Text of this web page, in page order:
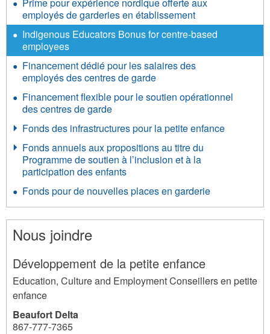
employés de garderies en établissement
Indigenous Educators Bonus for centre-based
employees
Financement dédié pour les salaires des
employés des centres de garde
Financement flexible pour le soutien opérationnel
des centres de garde
Fonds des infrastructures pour la petite enfance
Fonds annuels aux propositions au titre du
Programme de soutien à l’inclusion et à la
participation des enfants
Fonds pour de nouvelles places en garderie
Nous joindre
Développement de la petite enfance
Education, Culture and Employment Conseillers en petite
enfance
Beaufort Delta
867‐777‐7365